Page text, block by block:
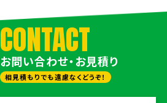
CONTACT
お問い合わせ・お見積り
相見積もりでも遠慮なくどうぞ！